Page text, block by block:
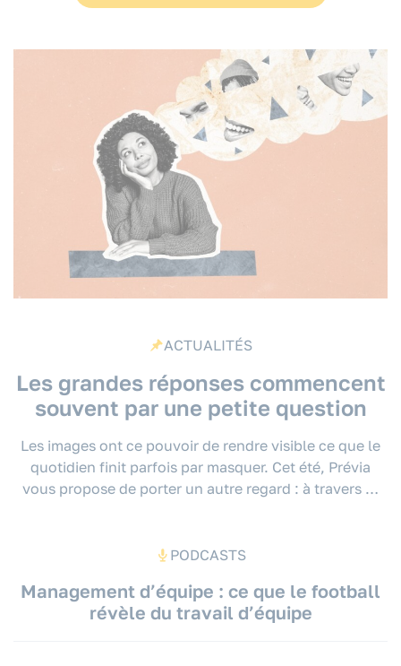
ACTUALITÉS
Les grandes réponses commencent
souvent par une petite question
Les images ont ce pouvoir de rendre visible ce que le
quotidien finit parfois par masquer. Cet été, Prévia
vous propose de porter un autre regard : à travers …
PODCASTS
Management d’équipe : ce que le football
révèle du travail d’équipe